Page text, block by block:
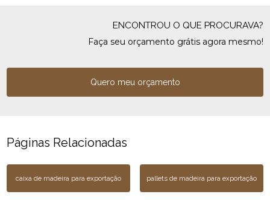
ENCONTROU O QUE PROCURAVA?
Faça seu orçamento grátis agora mesmo!
Quero meu orçamento
Páginas Relacionadas
caixa de madeira para exportação pallets de madeira para exportação